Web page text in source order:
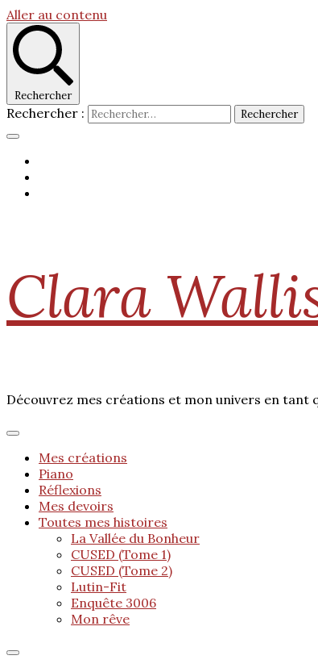
Aller au contenu
Rechercher
Rechercher :
Clara
Découvrez mes créations et mon univers en tant
Mes créations
Piano
Réflexions
Mes devoirs
Toutes mes histoires
La Vallée du Bonheur
CUSED (Tome 1)
CUSED (Tome 2)
Lutin-Fit
Enquête 3006
Mon rêve